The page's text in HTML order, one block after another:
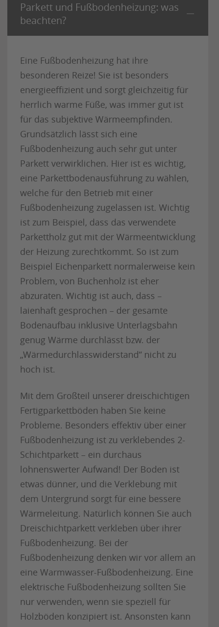
Parkett und Fußbodenheizung: was
beachten?
Eine Fußbodenheizung hat ihre
besonderen Reize! Sie ist besonders
energieeffizient und sorgt gleichzeitig für
herrlich warme Füße, was immer gut ist
für das subjektive Wärmeempfinden.
Grundsätzlich lässt sich eine
Fußbodenheizung auch sehr gut unter
Parkett verwirklichen. Hier ist es wichtig,
eine Parkettbodenausführung zu wählen,
welche für den Betrieb mit einer
Fußbodenheizung zugelassen ist. Wichtig
ist zum Beispiel, dass das verwendete
Parkettholz gut mit der Wärmeentwicklung
der Heizung zurechtkommt. So ist zum
Beispiel Eichenparkett normalerweise kein
Problem, von Buchenholz ist eher
abzuraten. Wichtig ist auch, dass –
laienhaft gesprochen – der gesamte
Bodenaufbau inklusive Unterlagsbahn
genug Wärme durchlässt bzw. der
„Wärmedurchlasswiderstand“ nicht zu
hoch ist.
Mit dem Großteil unserer dreischichtigen
Fertigparkettböden haben Sie keine
Probleme. Besonders effektiv über einer
Fußbodenheizung ist zu verklebendes 2-
Schichtparkett – ein durchaus
lohnenswerter Aufwand! Der Boden ist
etwas dünner, und die Verklebung mit
dem Untergrund sorgt für eine bessere
Wärmeleitung. Natürlich können Sie auch
Dreischichtparkett verkleben über ihrer
Fußbodenheizung. Bei der
Fußbodenheizung denken wir vor allem an
eine Warmwasser-Fußbodenheizung. Eine
elektrische Fußbodenheizung sollten Sie
nur verwenden, wenn sie speziell für
Holzböden konzipiert ist. Ansonsten kann